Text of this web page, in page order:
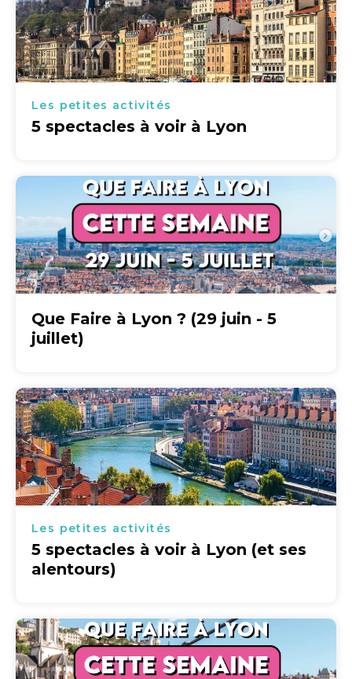
Les petites activités
5 spectacles à voir à Lyon
Que Faire à Lyon ? (29 juin - 5
juillet)
Les petites activités
5 spectacles à voir à Lyon (et ses
alentours)